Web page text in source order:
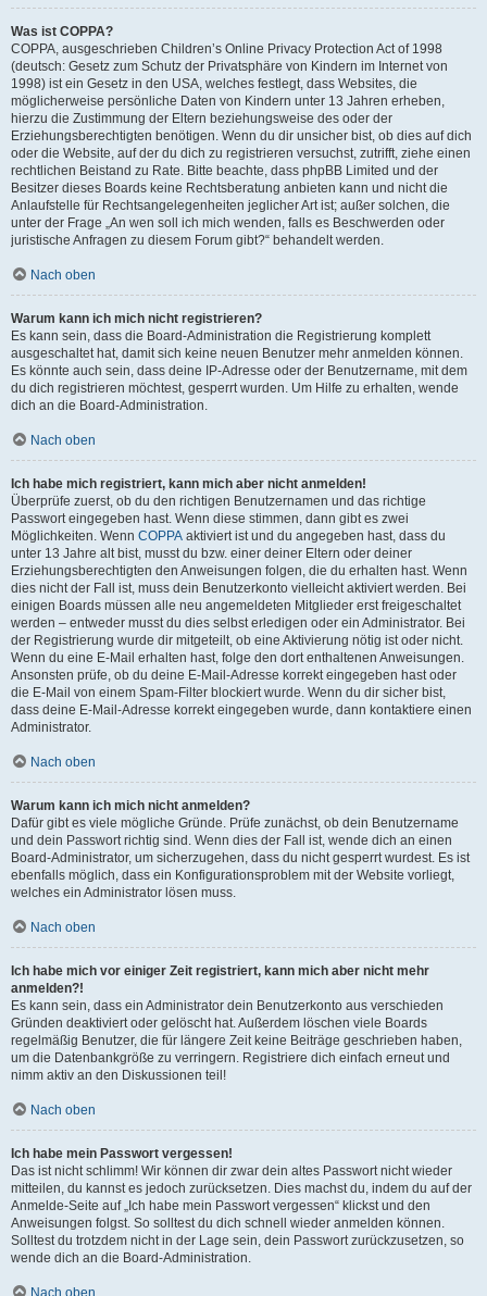
Was ist COPPA?
COPPA, ausgeschrieben Children’s Online Privacy Protection Act of 1998
(deutsch: Gesetz zum Schutz der Privatsphäre von Kindern im Internet von
1998) ist ein Gesetz in den USA, welches festlegt, dass Websites, die
möglicherweise persönliche Daten von Kindern unter 13 Jahren erheben,
hierzu die Zustimmung der Eltern beziehungsweise des oder der
Erziehungsberechtigten benötigen. Wenn du dir unsicher bist, ob dies auf dich
oder die Website, auf der du dich zu registrieren versuchst, zutrifft, ziehe einen
rechtlichen Beistand zu Rate. Bitte beachte, dass phpBB Limited und der
Besitzer dieses Boards keine Rechtsberatung anbieten kann und nicht die
Anlaufstelle für Rechtsangelegenheiten jeglicher Art ist; außer solchen, die
unter der Frage „An wen soll ich mich wenden, falls es Beschwerden oder
juristische Anfragen zu diesem Forum gibt?“ behandelt werden.
Nach oben
Warum kann ich mich nicht registrieren?
Es kann sein, dass die Board-Administration die Registrierung komplett
ausgeschaltet hat, damit sich keine neuen Benutzer mehr anmelden können.
Es könnte auch sein, dass deine IP-Adresse oder der Benutzername, mit dem
du dich registrieren möchtest, gesperrt wurden. Um Hilfe zu erhalten, wende
dich an die Board-Administration.
Nach oben
Ich habe mich registriert, kann mich aber nicht anmelden!
Überprüfe zuerst, ob du den richtigen Benutzernamen und das richtige
Passwort eingegeben hast. Wenn diese stimmen, dann gibt es zwei
Möglichkeiten. Wenn COPPA aktiviert ist und du angegeben hast, dass du
unter 13 Jahre alt bist, musst du bzw. einer deiner Eltern oder deiner
Erziehungsberechtigten den Anweisungen folgen, die du erhalten hast. Wenn
dies nicht der Fall ist, muss dein Benutzerkonto vielleicht aktiviert werden. Bei
einigen Boards müssen alle neu angemeldeten Mitglieder erst freigeschaltet
werden – entweder musst du dies selbst erledigen oder ein Administrator. Bei
der Registrierung wurde dir mitgeteilt, ob eine Aktivierung nötig ist oder nicht.
Wenn du eine E-Mail erhalten hast, folge den dort enthaltenen Anweisungen.
Ansonsten prüfe, ob du deine E-Mail-Adresse korrekt eingegeben hast oder
die E-Mail von einem Spam-Filter blockiert wurde. Wenn du dir sicher bist,
dass deine E-Mail-Adresse korrekt eingegeben wurde, dann kontaktiere einen
Administrator.
Nach oben
Warum kann ich mich nicht anmelden?
Dafür gibt es viele mögliche Gründe. Prüfe zunächst, ob dein Benutzername
und dein Passwort richtig sind. Wenn dies der Fall ist, wende dich an einen
Board-Administrator, um sicherzugehen, dass du nicht gesperrt wurdest. Es ist
ebenfalls möglich, dass ein Konfigurationsproblem mit der Website vorliegt,
welches ein Administrator lösen muss.
Nach oben
Ich habe mich vor einiger Zeit registriert, kann mich aber nicht mehr
anmelden?!
Es kann sein, dass ein Administrator dein Benutzerkonto aus verschieden
Gründen deaktiviert oder gelöscht hat. Außerdem löschen viele Boards
regelmäßig Benutzer, die für längere Zeit keine Beiträge geschrieben haben,
um die Datenbankgröße zu verringern. Registriere dich einfach erneut und
nimm aktiv an den Diskussionen teil!
Nach oben
Ich habe mein Passwort vergessen!
Das ist nicht schlimm! Wir können dir zwar dein altes Passwort nicht wieder
mitteilen, du kannst es jedoch zurücksetzen. Dies machst du, indem du auf der
Anmelde-Seite auf „Ich habe mein Passwort vergessen“ klickst und den
Anweisungen folgst. So solltest du dich schnell wieder anmelden können.
Solltest du trotzdem nicht in der Lage sein, dein Passwort zurückzusetzen, so
wende dich an die Board-Administration.
Nach oben